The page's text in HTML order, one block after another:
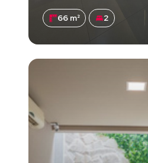
66 m² 2